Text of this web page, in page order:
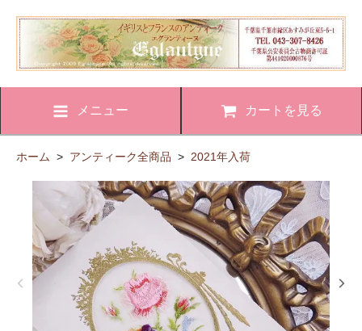
メニュー カートを見る
ホーム > アンティーク全商品 > 2021年入荷